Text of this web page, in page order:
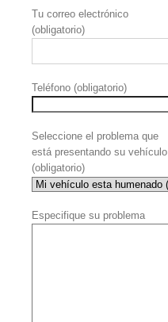
Tu correo electrónico
(obligatorio)
Teléfono (obligatorio)
Seleccione el problema que
está presentando su vehículo
(obligatorio)
Especifique su problema